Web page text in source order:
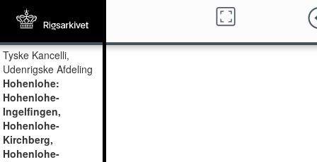
Tyske Kancelli,
Udenrigske Afdeling
Hohenlohe:
Hohenlohe-
Ingelfingen,
Hohenlohe-
Kirchberg,
Hohenlohe-